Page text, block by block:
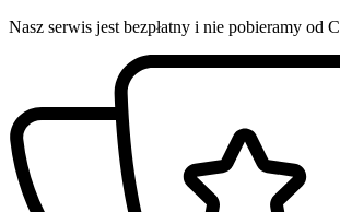
Nasz serwis jest bezpłatny i nie pobieramy od